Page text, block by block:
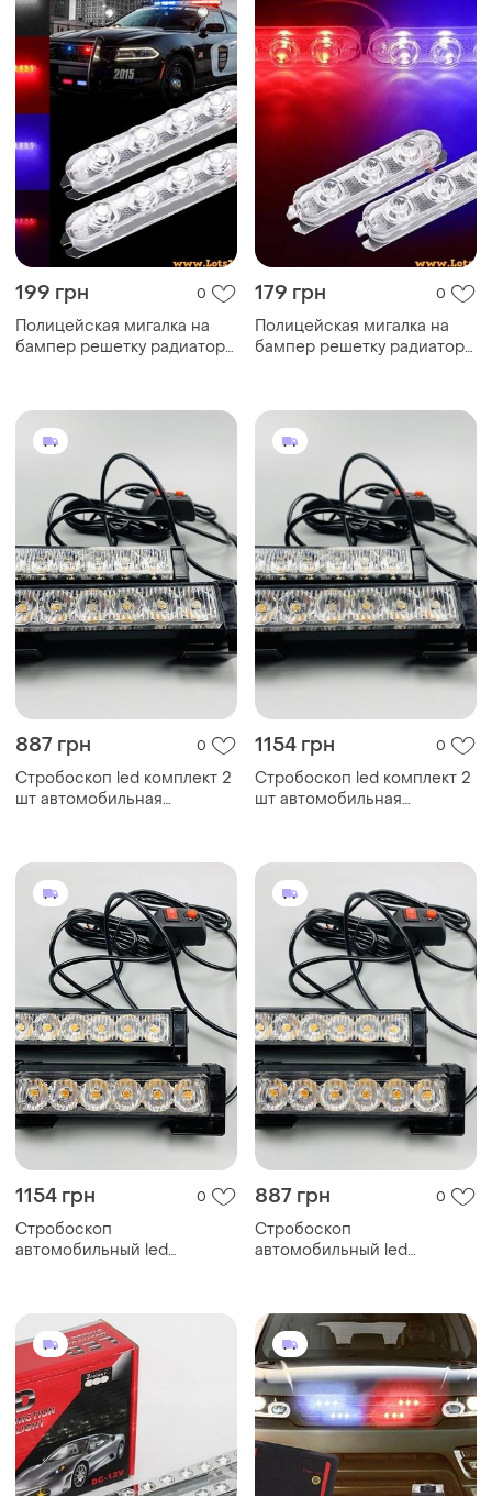
199 грн 0
Полицейская мигалка на
бампер решетку радиатора
стробоскоп 4
179 грн 0
Полицейская мигалка на
бампер решетку радиатора
стробоскоп 3
887 грн 0
Стробоскоп led комплект 2
шт автомобильная
1154 грн 0
Стробоскоп led комплект 2
шт автомобильная
1154 грн 0
Стробоскоп
автомобильный led
стробоскоп сигнальные
огни
887 грн 0
Стробоскоп
автомобильный led
стробоскоп сигнальные
огни